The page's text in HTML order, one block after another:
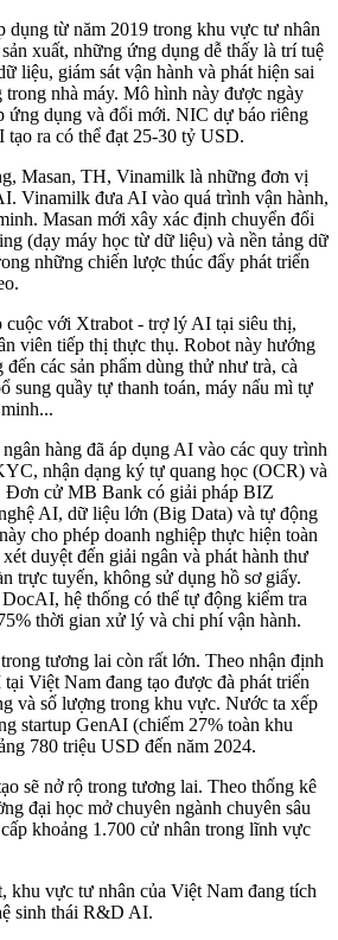
dụng từ năm 2019 trong khu vực tư nhân
xuất, những ứng dụng dễ thấy là trí tuệ
liệu, giám sát vận hành và phát hiện sai
trong nhà máy. Mô hình này được ngày
ứng dụng và đổi mới. NIC dự báo riêng
tạo ra có thể đạt 25-30 tỷ USD.
Masan, TH, Vinamilk là những đơn vị
Vinamilk đưa AI vào quá trình vận hành,
Masan mới xây xác định chuyển đổi
(dạy máy học từ dữ liệu) và nền tảng dữ
những chiến lược thúc đẩy phát triển
cuộc với Xtrabot - trợ lý AI tại siêu thị,
viên tiếp thị thực thụ. Robot này hướng
đến các sản phẩm dùng thử như trà, cà
sung quầy tự thanh toán, máy nấu mì tự
hàng đã áp dụng AI vào các quy trình
nhận dạng ký tự quang học (OCR) và
Đơn cử MB Bank có giải pháp BIZ
AI, dữ liệu lớn (Big Data) và tự động
cho phép doanh nghiệp thực hiện toàn
duyệt đến giải ngân và phát hành thư
trực tuyến, không sử dụng hồ sơ giấy.
hệ thống có thể tự động kiểm tra
thời gian xử lý và chi phí vận hành.
tương lai còn rất lớn. Theo nhận định
Việt Nam đang tạo được đà phát triển
và số lượng trong khu vực. Nước ta xếp
startup GenAI (chiếm 27% toàn khu
780 triệu USD đến năm 2024.
sẽ nở rộ trong tương lai. Theo thống kê
đại học mở chuyên ngành chuyên sâu
khoảng 1.700 cử nhân trong lĩnh vực
khu vực tư nhân của Việt Nam đang tích
sinh thái R&D AI.